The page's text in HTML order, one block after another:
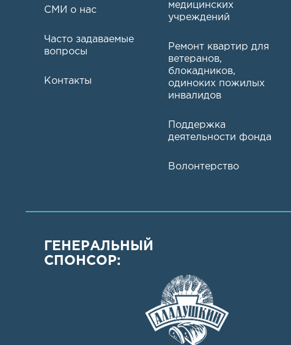
СМИ о нас
Часто задаваемые
вопросы
Контакты
медицинских
учреждений
Ремонт квартир для
ветеранов,
блокадников,
одиноких пожилых
инвалидов
Поддержка
деятельности фонда
Волонтерство
ГЕНЕРАЛЬНЫЙ
СПОНСОР: